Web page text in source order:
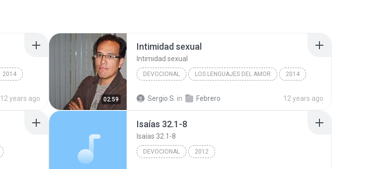
2014
12 years ago 02:59
Intimidad sexual
Intimidad sexual
DEVOCIONAL LOS LENGUAJES DEL AMOR 2014
Sergio S. in Febrero 12 years ago
Isaías 32.1-8
Isaías 32.1-8
DEVOCIONAL 2012